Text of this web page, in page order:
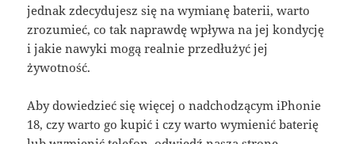
jednak zdecydujesz się na wymianę baterii, warto
zrozumieć, co tak naprawdę wpływa na jej kondycję
i jakie nawyki mogą realnie przedłużyć jej
żywotność.
Aby dowiedzieć się więcej o nadchodzącym iPhonie
18, czy warto go kupić i czy warto wymienić baterię